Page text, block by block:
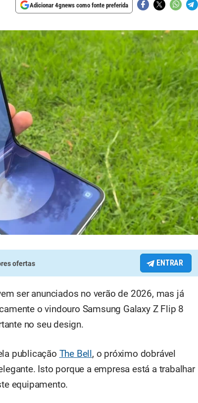
Adicionar 4gnews como fonte preferida
ofertas ENTRAR
ser anunciados no verão de 2026, mas já
o vindouro Samsung Galaxy Z Flip 8
no seu design.
publicação The Bell , o próximo dobrável
Isto porque a empresa está a trabalhar
equipamento.